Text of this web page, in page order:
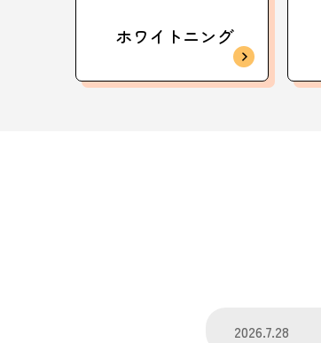
ホワイトニング
2026.7.28